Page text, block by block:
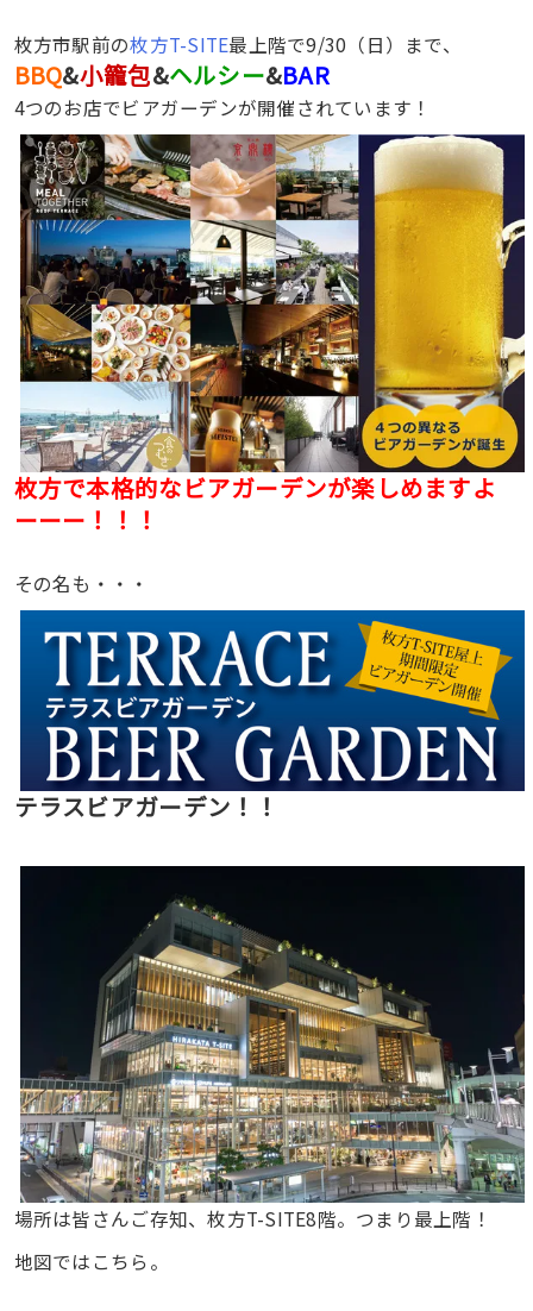
枚方市駅前の枚方T-SITE最上階で9/30（日）まで、
BBQ&小籠包&ヘルシー&BAR
4つのお店でビアガーデンが開催されています！
枚方で本格的なビアガーデンが楽しめますよ
ーーー！！！
その名も・・・
テラスビアガーデン！！
場所は皆さんご存知、枚方T-SITE8階。つまり最上階！
地図ではこちら。